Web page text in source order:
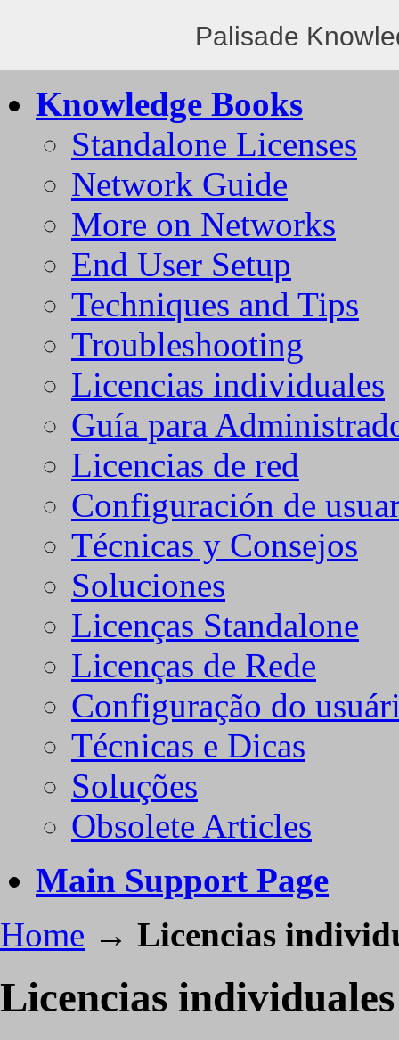
Palisade
Knowledge Books
Standalone Licenses
Network Guide
More on Networks
End User Setup
Techniques and Tips
Troubleshooting
Licencias individuales
Guía para
Licencias de red
Configuración de
Técnicas y Consejos
Soluciones
Licenças Standalone
Licenças de Rede
Configuração do
Técnicas e Dicas
Soluções
Obsolete Articles
Main Support Page
Home → Licencias
Licencias individuales